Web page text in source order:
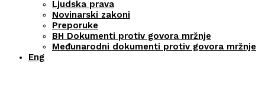
Ljudska prava
Novinarski zakoni
Preporuke
BH Dokumenti protiv govora mržnje
Međunarodni dokumenti protiv govora mržnje
Eng